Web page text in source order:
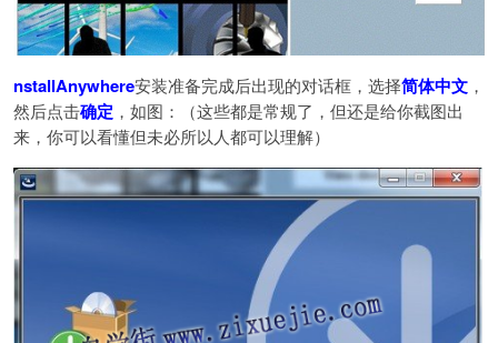
nstallAnywhere安装准备完成后出现的对话框，选择简体中文 ，
然后点击确定 ，如图：（这些都是常规了，但还是给你截图出
来，你可以看懂但未必所以人都可以理解）